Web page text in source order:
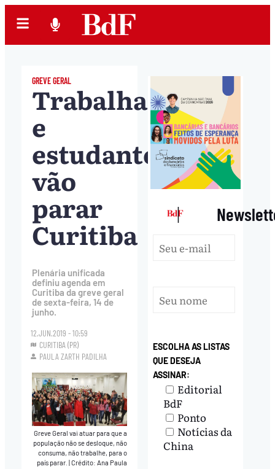
GREVE GERAL
Trabalhadores
e
estudantes
vão
parar
Curitiba
Plenária unificada
definiu agenda em
Curitiba da greve geral
de sexta-feira, 14 de
junho.
12.JUN.2019 - 10:59
CURITIBA (PR)
PAULA ZARTH PADILHA
Greve Geral vai atuar para que a
população não se desloque, não
consuma, não trabalhe, para o
país parar.
Crédito: Ana Paula
|
ESCOLHA AS LISTAS
QUE DESEJA
ASSINAR:
Editorial
BdF
Ponto
Notícias da
China